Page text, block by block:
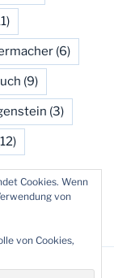
(6)
(9)
(3)
Cookies. Wenn
von
von Cookies,